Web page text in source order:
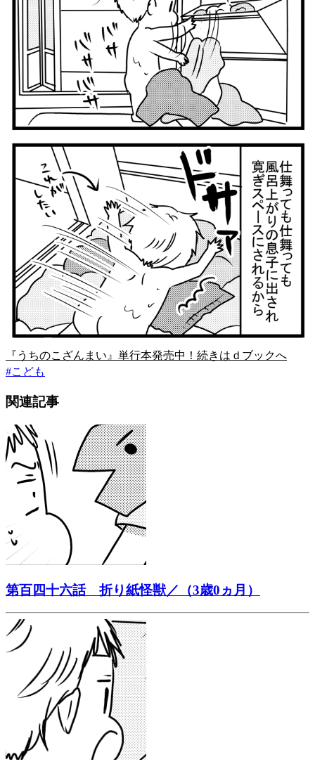
『うちのこざんまい』単行本発売中！続きはｄブックへ
#こども
関連記事
第百四十六話 折り紙怪獣／（3歳0ヵ月）